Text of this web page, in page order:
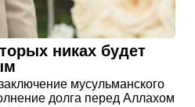
никах будет
мусульманского
долга перед Аллахом